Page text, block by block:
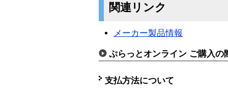
関連リンク
メーカー製品情報
ぷらっとオンライン ご購入の
支払方法について